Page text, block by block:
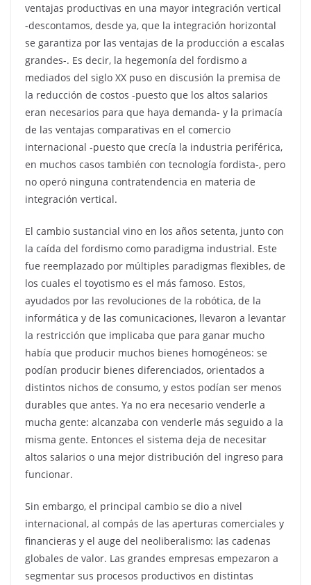
ventajas productivas en una mayor integración vertical
-descontamos, desde ya, que la integración horizontal
se garantiza por las ventajas de la producción a escalas
grandes-. Es decir, la hegemonía del fordismo a
mediados del siglo XX puso en discusión la premisa de
la reducción de costos -puesto que los altos salarios
eran necesarios para que haya demanda- y la primacía
de las ventajas comparativas en el comercio
internacional -puesto que crecía la industria periférica,
en muchos casos también con tecnología fordista-, pero
no operó ninguna contratendencia en materia de
integración vertical.
El cambio sustancial vino en los años setenta, junto con
la caída del fordismo como paradigma industrial. Este
fue reemplazado por múltiples paradigmas flexibles, de
los cuales el toyotismo es el más famoso. Estos,
ayudados por las revoluciones de la robótica, de la
informática y de las comunicaciones, llevaron a levantar
la restricción que implicaba que para ganar mucho
había que producir muchos bienes homogéneos: se
podían producir bienes diferenciados, orientados a
distintos nichos de consumo, y estos podían ser menos
durables que antes. Ya no era necesario venderle a
mucha gente: alcanzaba con venderle más seguido a la
misma gente. Entonces el sistema deja de necesitar
altos salarios o una mejor distribución del ingreso para
funcionar.
Sin embargo, el principal cambio se dio a nivel
internacional, al compás de las aperturas comerciales y
financieras y el auge del neoliberalismo: las cadenas
globales de valor. Las grandes empresas empezaron a
segmentar sus procesos productivos en distintas